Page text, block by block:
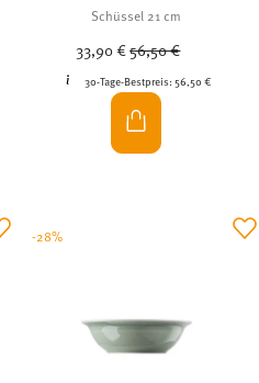
Schüssel 21 cm
33,90 €Price reduced from
56,50 €
30-Tage-Bestpreis:56,50 €
-28%